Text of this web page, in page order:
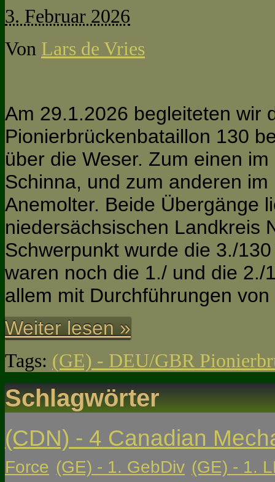
3. Februar 2026
Von Lars de Vries
Am 29.1.2026 begleiteten wir
Pionierbrückenbataillon 130
über die Weser. Zum einen
Schinna, und zum anderen
Anemolter. Beide Übergänge
niedersächsischen Landkreis
Schwerpunkt wurde die 3./
waren noch die 1./ und die 2./
allem mit Durchführungen
Weiter lesen »
Tags: (GE) - DEU/GBR
Schlagwörter
(CDN) - 4 Canadian
Force (GE) - 1. GebDiv (GE) - 1.